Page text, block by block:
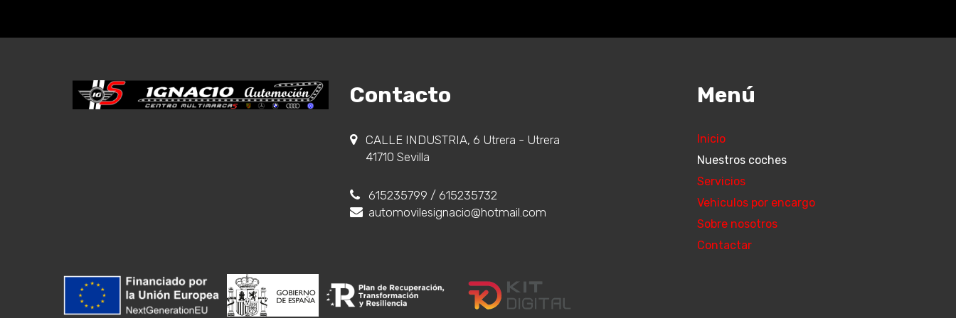
Contacto
CALLE INDUSTRIA, 6 Utrera - Utrera
41710 Sevilla
615235799 / 615235732
automovilesignacio@hotmail.com
Menú
Inicio
Nuestros coches
Servicios
Vehiculos por encargo
Sobre nosotros
Contactar